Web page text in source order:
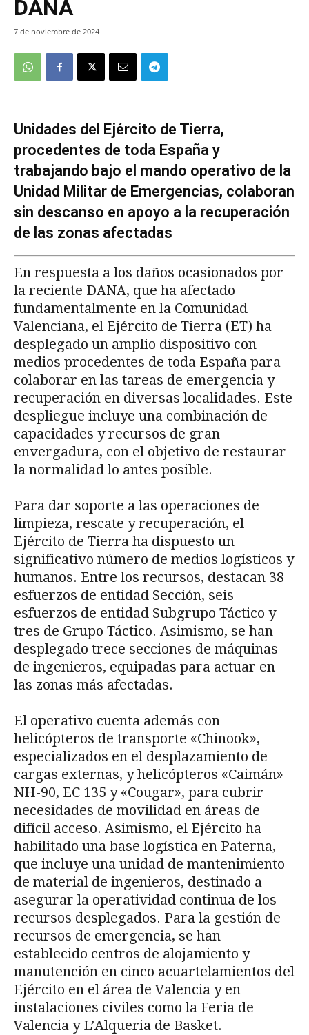
DANA
7 de noviembre de 2024
Unidades del Ejército de Tierra,
procedentes de toda España y
trabajando bajo el mando operativo de la
Unidad Militar de Emergencias, colaboran
sin descanso en apoyo a la recuperación
de las zonas afectadas
En respuesta a los daños ocasionados por
la reciente DANA, que ha afectado
fundamentalmente en la Comunidad
Valenciana, el Ejército de Tierra (ET) ha
desplegado un amplio dispositivo con
medios procedentes de toda España para
colaborar en las tareas de emergencia y
recuperación en diversas localidades. Este
despliegue incluye una combinación de
capacidades y recursos de gran
envergadura, con el objetivo de restaurar
la normalidad lo antes posible.
Para dar soporte a las operaciones de
limpieza, rescate y recuperación, el
Ejército de Tierra ha dispuesto un
significativo número de medios logísticos y
humanos. Entre los recursos, destacan 38
esfuerzos de entidad Sección, seis
esfuerzos de entidad Subgrupo Táctico y
tres de Grupo Táctico. Asimismo, se han
desplegado trece secciones de máquinas
de ingenieros, equipadas para actuar en
las zonas más afectadas.
El operativo cuenta además con
helicópteros de transporte «Chinook»,
especializados en el desplazamiento de
cargas externas, y helicópteros «Caimán»
NH-90, EC 135 y «Cougar», para cubrir
necesidades de movilidad en áreas de
difícil acceso. Asimismo, el Ejército ha
habilitado una base logística en Paterna,
que incluye una unidad de mantenimiento
de material de ingenieros, destinado a
asegurar la operatividad continua de los
recursos desplegados. Para la gestión de
recursos de emergencia, se han
establecido centros de alojamiento y
manutención en cinco acuartelamientos del
Ejército en el área de Valencia y en
instalaciones civiles como la Feria de
Valencia y L’Alqueria de Basket.